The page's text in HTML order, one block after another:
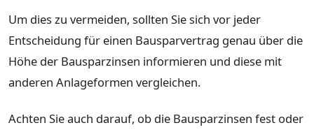
Um dies zu vermeiden, sollten Sie sich vor jeder
Entscheidung für einen Bausparvertrag genau über die
Höhe der Bausparzinsen informieren und diese mit
anderen Anlageformen vergleichen.
Achten Sie auch darauf, ob die Bausparzinsen fest oder